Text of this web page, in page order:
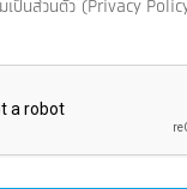
มเป็นส่วนตัว (Privacy